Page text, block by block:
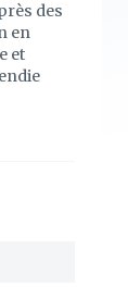
des
en
et